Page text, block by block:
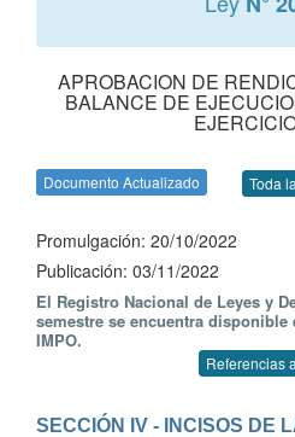
APROBACION DE
BALANCE DE
Documento Actualizado Toda
Promulgación: 20/10/2022
Publicación: 03/11/2022
El Registro Nacional de Leyes y
semestre se encuentra disponible
IMPO.
Referencias
SECCIÓN IV - INCISOS DE